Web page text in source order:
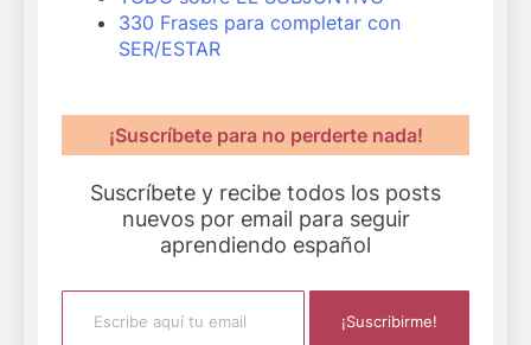
330 Frases para completar con
SER/ESTAR
¡Suscríbete para no perderte nada!
Suscríbete y recibe todos los posts
nuevos por email para seguir
aprendiendo español
Escribe aquí tu email
¡Suscribirme!